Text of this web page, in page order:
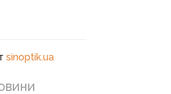
sinoptik.ua